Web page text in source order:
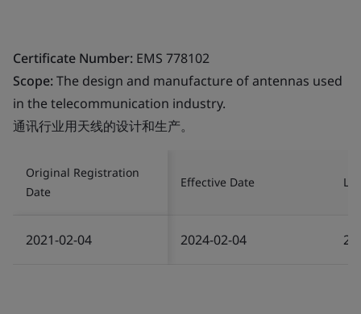
Certificate Number: EMS 778102
Scope:The design and manufacture of antennas used
in the telecommunication industry.
通讯行业用天线的设计和生产。
Original Registration
Date
Effective Date
2021-02-04 2024-02-04